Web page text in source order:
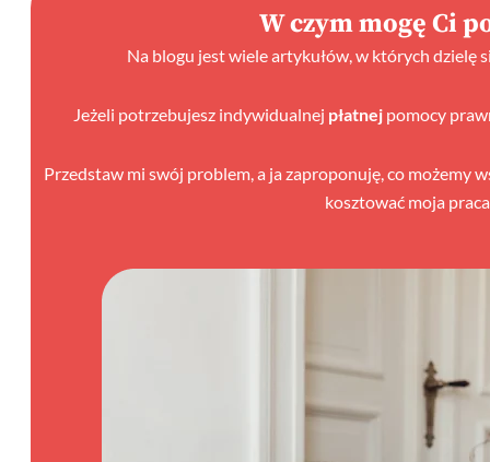
W czym mogę Ci
Na blogu jest wiele artykułów, w których dzielę
Jeżeli potrzebujesz indywidualnej płatnej pomocy
Przedstaw mi swój problem, a ja zaproponuję, co możemy
kosztować moja